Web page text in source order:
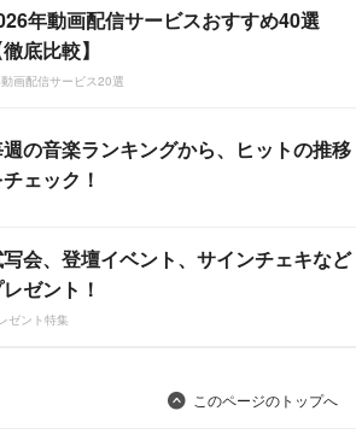
年動画配信サービスおすすめ40選
徹底比較】
画配信サービス20選
の音楽ランキングから、ヒットの推移
ェック！
会、登壇イベント、サインチェキなど
ゼント！
ゼント特集
このページのトップへ